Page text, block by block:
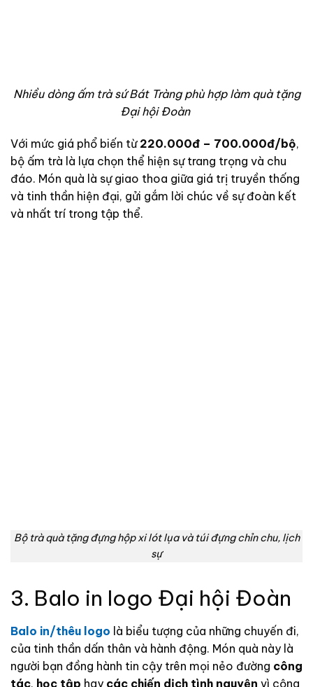
Nhiều dòng ấm trà sứ Bát Tràng phù hợp làm quà tặng
Đại hội Đoàn
Với mức giá phổ biến từ 220.000đ – 700.000đ/bộ,
bộ ấm trà là lựa chọn thể hiện sự trang trọng và chu
đáo. Món quà là sự giao thoa giữa giá trị truyền thống
và tinh thần hiện đại, gửi gắm lời chúc về sự đoàn kết
và nhất trí trong tập thể.
Bộ trà quà tặng đựng hộp xi lót lụa và túi đựng chỉn chu, lịch
sự
3. Balo in logo Đại hội Đoàn
Balo in/thêu logo là biểu tượng của những chuyến đi,
của tinh thần dấn thân và hành động. Món quà này là
người bạn đồng hành tin cậy trên mọi nẻo đường công
tác, học tập hay các chiến dịch tình nguyện vì cộng